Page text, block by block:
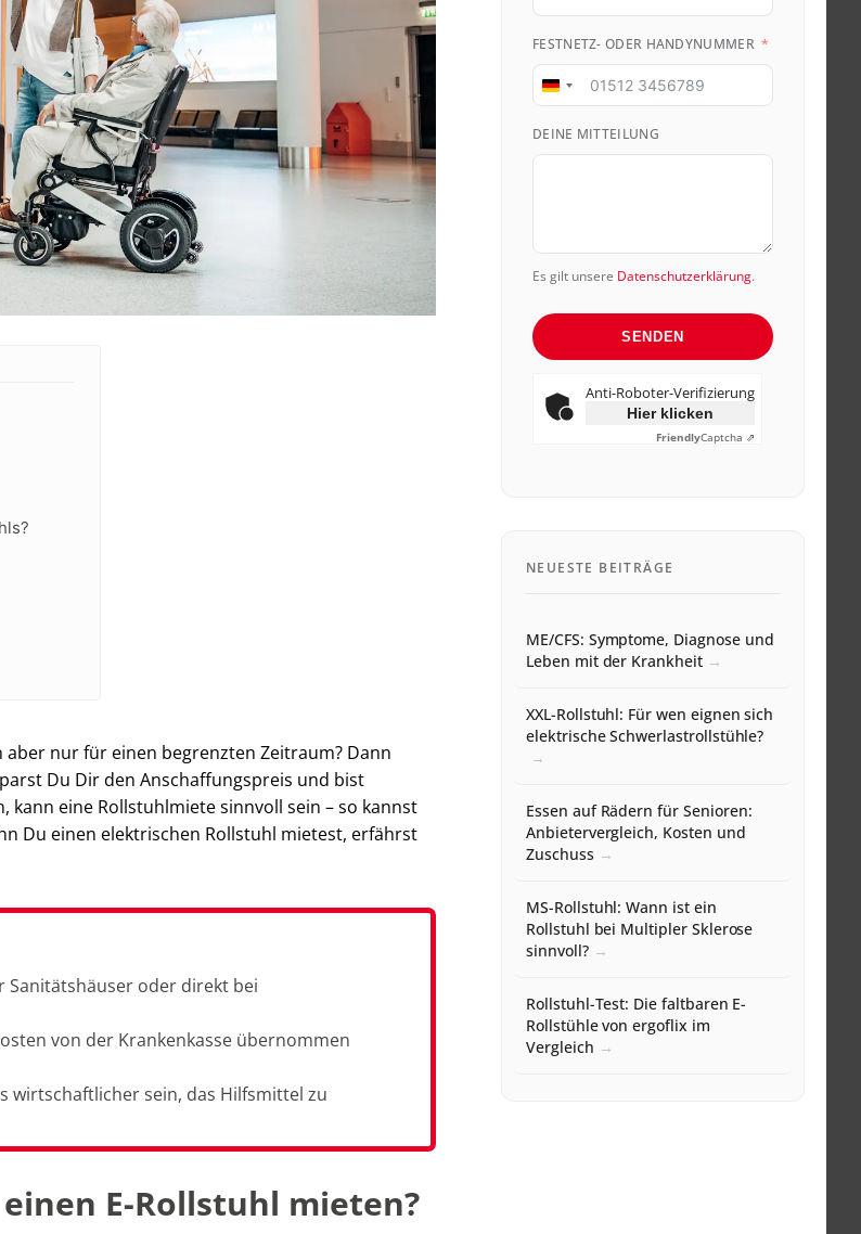
aber nur für einen begrenzten Zeitraum? Dann
Du Dir den Anschaffungspreis und bist
eine Rollstuhlmiete sinnvoll sein – so kannst
Du einen elektrischen Rollstuhl mietest, erfährst
Sanitätshäuser oder direkt bei
von der Krankenkasse übernommen
wirtschaftlicher sein, das Hilfsmittel zu
E-Rollstuhl mieten?
FESTNETZ- ODER HANDYNUMMER
Germany
DEINE MITTEILUNG
Es gilt unsere Datenschutzerklärung.
SENDEN
Anti-Roboter-Verifizierung
Hier klicken
FriendlyCaptcha ⇗
NEUESTE BEITRÄGE
ME/CFS: Symptome, Diagnose und
Leben mit der Krankheit
XXL-Rollstuhl: Für wen eignen sich
elektrische Schwerlastrollstühle?
Essen auf Rädern für Senioren:
Anbietervergleich, Kosten und
Zuschuss
MS-Rollstuhl: Wann ist ein
Rollstuhl bei Multipler Sklerose
sinnvoll?
Rollstuhl-Test: Die faltbaren E-
Rollstühle von ergoflix im
Vergleich